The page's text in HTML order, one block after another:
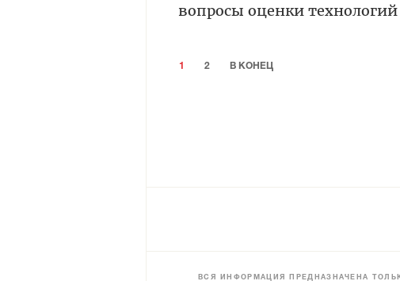
вопросы оценки
1 2 В КОНЕЦ
ВСЯ ИНФОРМАЦИЯ ПРЕДНАЗНАЧЕНА